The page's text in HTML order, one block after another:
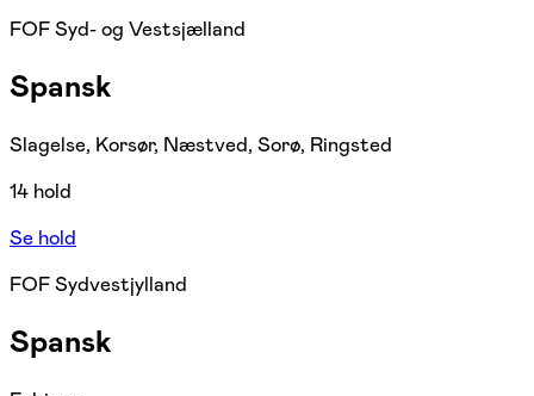
FOF Syd- og Vestsjælland
Spansk
Slagelse, Korsør, Næstved, Sorø, Ringsted
14 hold
Se hold
FOF Sydvestjylland
Spansk